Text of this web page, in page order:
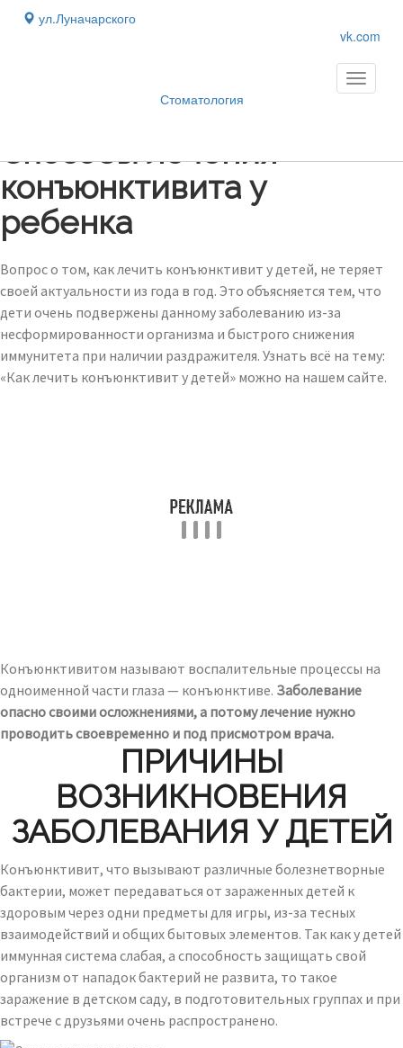
ул.Луначарского
vk.com
Стоматология
Toggle
Способы лечения
конъюнктивита у
ребенка
Вопрос о том, как лечить конъюнктивит у детей, не теряет
своей актуальности из года в год. Это объясняется тем, что
дети очень подвержены данному заболеванию из-за
несформированности организма и быстрого снижения
иммунитета при наличии раздражителя. Узнать всё на тему:
«Как лечить конъюнктивит у детей» можно на нашем сайте.
Конъюнктивитом называют воспалительные процессы на
одноименной части глаза — конъюнктиве. Заболевание
опасно своими осложнениями, а потому лечение нужно
проводить своевременно и под присмотром врача.
ПРИЧИНЫ
ВОЗНИКНОВЕНИЯ
ЗАБОЛЕВАНИЯ У ДЕТЕЙ
Конъюнктивит, что вызывают различные болезнетворные
бактерии, может передаваться от зараженных детей к
здоровым через одни предметы для игры, из-за тесных
взаимодействий и общих бытовых элементов. Так как у детей
иммунная система слабая, а способность защищать свой
организм от нападок бактерий не развита, то такое
заражение в детском саду, в подготовительных группах и при
встрече с друзьями очень распространено.